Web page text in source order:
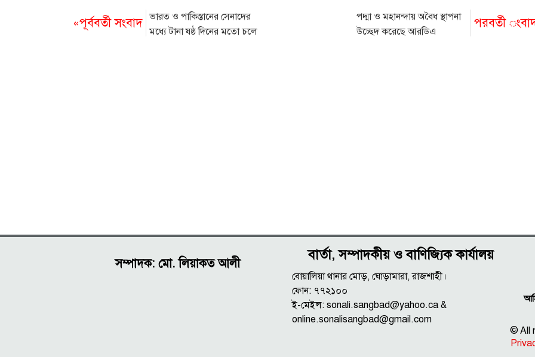
«পূর্ববর্তী সংবাদ ভারত ও পাকিস্তানের সেনাদের
মধ্যে টানা ষষ্ঠ দিনের মতো চলে
পরবর্তী
পদ্মা ও মহানন্দায় অবৈধ স্থাপনা
উচ্ছেদ করেছে আরডিএ
সম্পাদক: মো. লিয়াকত আলী
বার্তা, সম্পাদকীয় ও বাণিজ্যিক কার্যালয়
বোয়ালিয়া থানার মোড়, ঘোড়ামারা, রাজশাহী।
ফোন: ৭৭২১০০
ই-মেইল: sonali.sangbad@yahoo.ca &
online.sonalisangbad@gmail.com
© All